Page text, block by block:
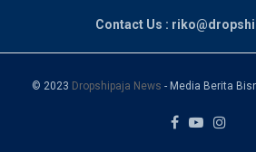
Contact Us :
© 2023 Dropshipaja News - Media Berita